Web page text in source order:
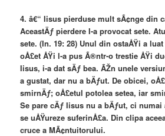
4. â€“ Iisus pierduse mult sÃ¢nge din
AceastÄƒ pierdere I-a provocat sete.
sete. (In. 19: 28) Unul din ostaÅŸi a
oÅ£et ÅŸi l-a pus Ã®ntr-o trestie ÅŸi
Iisus, i-a dat sÄƒ bea. ÃŽn unele
a gustat, dar nu a bÄƒut. De obicei,
smirnÄƒ; oÅ£etul potolea setea, iar
Se pare cÄƒ Iisus nu a bÄƒut, ci numai
se uÅŸureze suferinÅ£a. Din clipa
cruce a MÃ¢ntuitorului.